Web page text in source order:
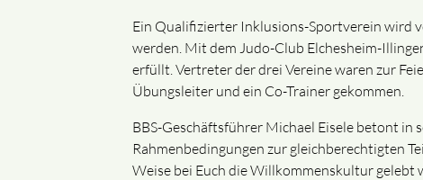
Ein Qualifizierter Inklusions-Sportverein wird
werden. Mit dem Judo-Club Elchesheim-
erfüllt. Vertreter der drei Vereine waren zur
Übungsleiter und ein Co-Trainer gekommen.
BBS-Geschäftsführer Michael Eisele betont in
Rahmenbedingungen zur gleichberechtigten
Weise bei Euch die Willkommenskultur gelebt